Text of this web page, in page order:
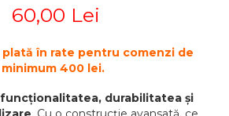
60,00 Lei
în rate pentru comenzi de
minimum 400 lei.
durabilitatea și